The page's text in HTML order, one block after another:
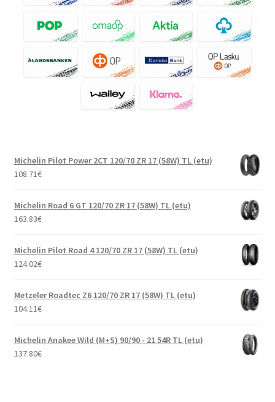
Michelin Pilot Power 2CT 120/70 ZR 17 (58W) TL (etu)
108.71€
Michelin Road 6 GT 120/70 ZR 17 (58W) TL (etu)
163.83€
Michelin Pilot Road 4 120/70 ZR 17 (58W) TL (etu)
124.02€
Metzeler Roadtec Z6 120/70 ZR 17 (58W) TL (etu)
104.11€
Michelin Anakee Wild (M+S) 90/90 - 21 54R TL (etu)
137.80€